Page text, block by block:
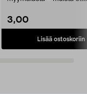
3,00
Lisää ostoskoriin